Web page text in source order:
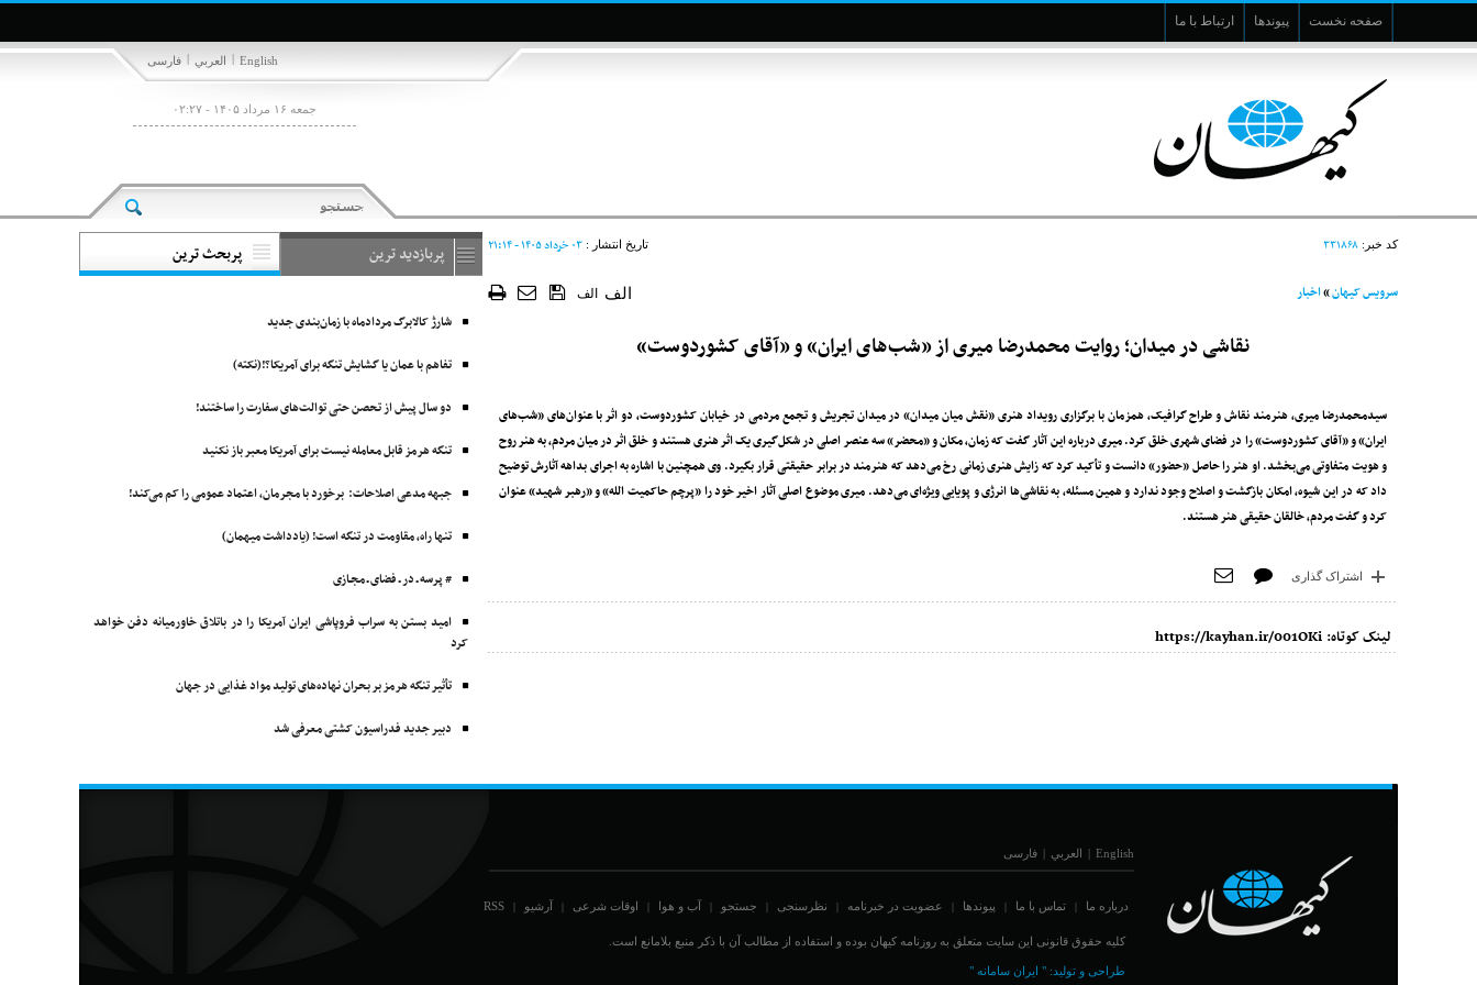
صفحه نخست پیوندها ارتباط با ما
فارسی | العربي | English
جمعه ۱۶ مرداد ۱۴۰۵ - ۰۲:۲۷
کد خبر: ۳۳۱۸۶۸ تاریخ انتشار :۰۳ خرداد ۱۴۰۵ - ۲۱:۱۴
سرویس کیهان»اخبار الف الف
نقاشی در میدان؛ روایت محمدرضا میری از «شب‌های ایران» و «آقای کشوردوست»
سیدمحمدرضا میری، هنرمند نقاش و طراح گرافیک، همزمان با برگزاری رویداد هنری «نقش میان میدان» در میدان تجریش و تجمع مردمی در خیابان کشوردوست، دو اثر با عنوان‌های «شب‌های
ایران» و «آقای کشوردوست» را در فضای شهری خلق کرد. میری درباره این آثار گفت که زمان، مکان و «محضر» سه عنصر اصلی در شکل‌گیری یک اثر هنری هستند و خلق اثر در میان مردم، به هنر روح
و هویت متفاوتی می‌بخشد. او هنر را حاصل «حضور» دانست و تأکید کرد که زایش هنری زمانی رخ می‌دهد که هنرمند در برابر حقیقتی قرار بگیرد. وی همچنین با اشاره به اجرای بداهه آثارش توضیح
داد که در این شیوه، امکان بازگشت و اصلاح وجود ندارد و همین مسئله، به نقاشی‌ها انرژی و پویایی ویژه‌ای می‌دهد. میری موضوع اصلی آثار اخیر خود را «پرچم حاکمیت الله» و «رهبر شهید» عنوان
کرد و گفت مردم، خالقان حقیقی هنر هستند.
اشتراک گذاری
لینک کوتاه: https://kayhan.ir/001OKi
پربازدید ترین پربحث ترین
شارژ کالابرگ مردادماه با زمان‌بندی جدید
تفاهم با عمان یا گشایش تنگه برای آمریکا؟!(نکته)
دو سال پیش از تحصن حتی توالت‌های سفارت را ساختند!
تنگه هرمز قابل معامله نیست برای آمریکا معبر باز نکنید
جبهه مدعی اصلاحات: برخورد با مجرمان، اعتماد عمومی را کم می‌کند!
تنها راه، مقاومت در تنگه است! (یادداشت میهمان)
# پرسه ـ در ـ فضای ـ مجـازی
امید بستن به سراب فروپاشی ایران آمریکا را در باتلاق خاورمیانه دفن خواهد
کرد
تأثیر تنگه هرمز بر بحران نهاده‌های تولید مواد غذایی در جهان
دبیر جدید فدراسیون کشتی معرفی شد
English
| العربي | فارسی
درباره ما | تماس با ما | پیوندها | عضویت در خبرنامه | نظرسنجی | جستجو | آب و هوا | اوقات شرعی | آرشیو |
RSS
کلیه حقوق قانونی این سایت متعلق به روزنامه کیهان بوده و استفاده از مطالب آن با ذکر منبع بلامانع است.
طراحی و تولید: " ایران سامانه "